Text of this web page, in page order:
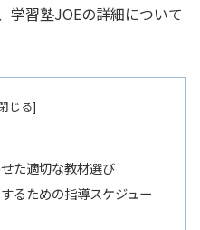
学習塾JOEの詳細について
た適切な教材選び
るための指導スケジュー